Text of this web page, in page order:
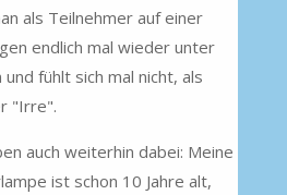
als Teilnehmer auf einer
endlich mal wieder unter
fühlt sich mal nicht, als
"Irre".
auch weiterhin dabei: Meine
ist schon 10 Jahre alt,